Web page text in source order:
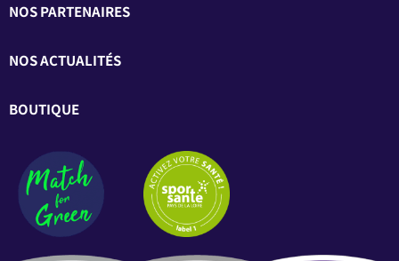
NOS PARTENAIRES
NOS ACTUALITÉS
BOUTIQUE